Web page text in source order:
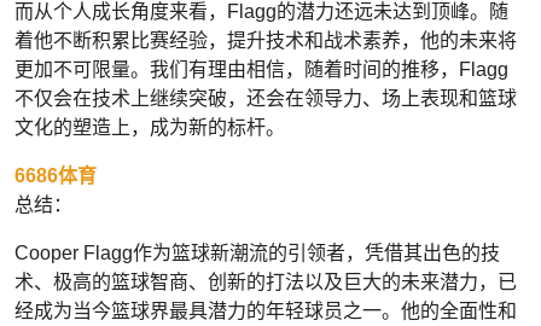
而从个人成长角度来看，Flagg的潜力还远未达到顶峰。随
着他不断积累比赛经验，提升技术和战术素养，他的未来将
更加不可限量。我们有理由相信，随着时间的推移，Flagg
不仅会在技术上继续突破，还会在领导力、场上表现和篮球
文化的塑造上，成为新的标杆。
6686体育
总结：
Cooper Flagg作为篮球新潮流的引领者，凭借其出色的技
术、极高的篮球智商、创新的打法以及巨大的未来潜力，已
经成为当今篮球界最具潜力的年轻球员之一。他的全面性和